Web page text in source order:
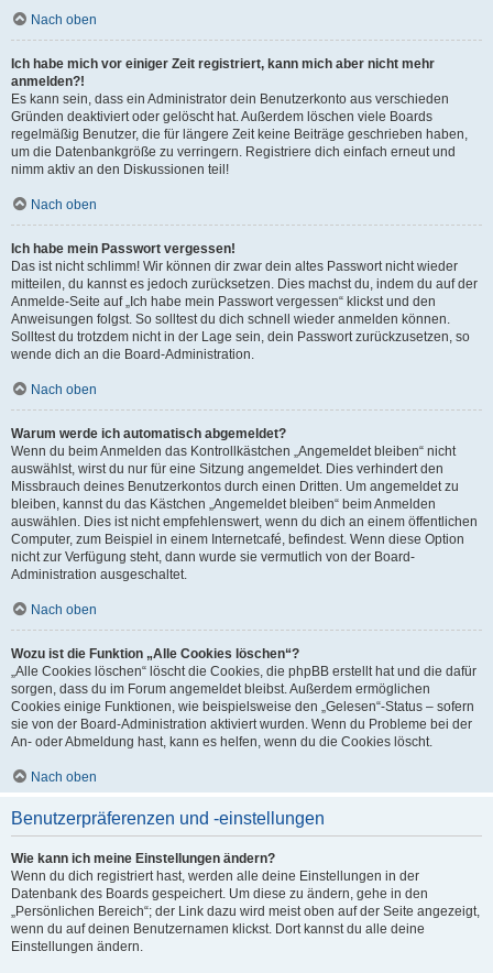
Nach oben
Ich habe mich vor einiger Zeit registriert, kann mich aber nicht mehr
anmelden?!
Es kann sein, dass ein Administrator dein Benutzerkonto aus verschieden
Gründen deaktiviert oder gelöscht hat. Außerdem löschen viele Boards
regelmäßig Benutzer, die für längere Zeit keine Beiträge geschrieben haben,
um die Datenbankgröße zu verringern. Registriere dich einfach erneut und
nimm aktiv an den Diskussionen teil!
Nach oben
Ich habe mein Passwort vergessen!
Das ist nicht schlimm! Wir können dir zwar dein altes Passwort nicht wieder
mitteilen, du kannst es jedoch zurücksetzen. Dies machst du, indem du auf der
Anmelde-Seite auf „Ich habe mein Passwort vergessen“ klickst und den
Anweisungen folgst. So solltest du dich schnell wieder anmelden können.
Solltest du trotzdem nicht in der Lage sein, dein Passwort zurückzusetzen, so
wende dich an die Board-Administration.
Nach oben
Warum werde ich automatisch abgemeldet?
Wenn du beim Anmelden das Kontrollkästchen „Angemeldet bleiben“ nicht
auswählst, wirst du nur für eine Sitzung angemeldet. Dies verhindert den
Missbrauch deines Benutzerkontos durch einen Dritten. Um angemeldet zu
bleiben, kannst du das Kästchen „Angemeldet bleiben“ beim Anmelden
auswählen. Dies ist nicht empfehlenswert, wenn du dich an einem öffentlichen
Computer, zum Beispiel in einem Internetcafé, befindest. Wenn diese Option
nicht zur Verfügung steht, dann wurde sie vermutlich von der Board-
Administration ausgeschaltet.
Nach oben
Wozu ist die Funktion „Alle Cookies löschen“?
„Alle Cookies löschen“ löscht die Cookies, die phpBB erstellt hat und die dafür
sorgen, dass du im Forum angemeldet bleibst. Außerdem ermöglichen
Cookies einige Funktionen, wie beispielsweise den „Gelesen“-Status – sofern
sie von der Board-Administration aktiviert wurden. Wenn du Probleme bei der
An- oder Abmeldung hast, kann es helfen, wenn du die Cookies löscht.
Nach oben
Benutzerpräferenzen und -einstellungen
Wie kann ich meine Einstellungen ändern?
Wenn du dich registriert hast, werden alle deine Einstellungen in der
Datenbank des Boards gespeichert. Um diese zu ändern, gehe in den
„Persönlichen Bereich“; der Link dazu wird meist oben auf der Seite angezeigt,
wenn du auf deinen Benutzernamen klickst. Dort kannst du alle deine
Einstellungen ändern.